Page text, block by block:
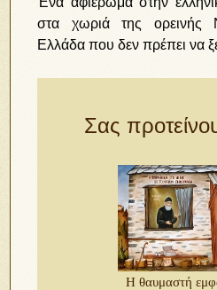
στα χωριά της ορεινής
Ελλάδα που δεν πρέπει να
Σας
Η θαυμαστή